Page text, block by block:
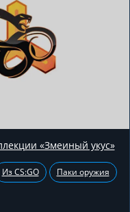
«Змеиный укус»
Из CS:GO Паки оружия